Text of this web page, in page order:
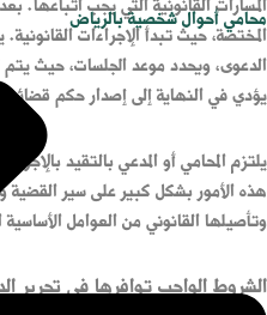
محامي أحوال شخصية بالرياض
المسارات القانونية التي يجب اتباعها.
المختصة، حيث تبدأ الإجراءات
الدعوى، ويحدد موعد الجلسات، حيث
يؤدي في النهاية إلى إصدار حكم قضائي.
يلتزم المحامي أو المدعي بالتقيد
هذه الأمور بشكل كبير على سير
وتأصيلها القانوني من العوامل
الشروط الواجب توافرها في تحرير